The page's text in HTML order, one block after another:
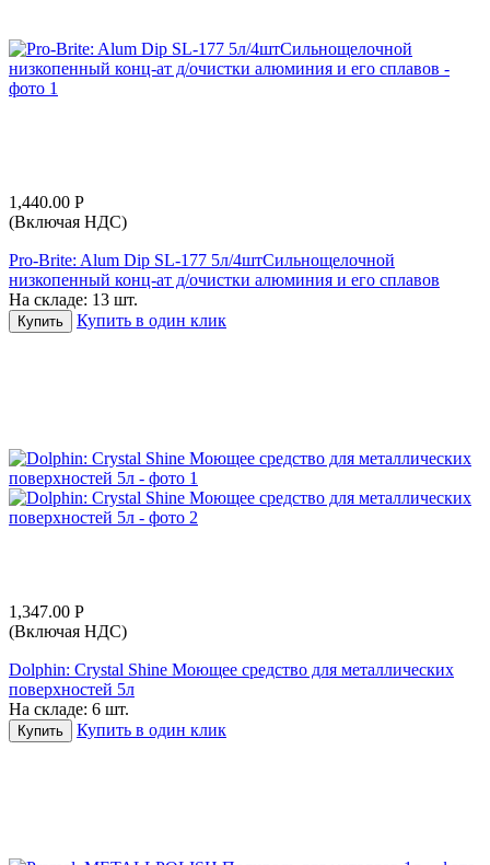
1,440.00 Р
(Включая НДС)
Pro-Вrite: Alum Dip SL-177 5л/4штСильнощелочной
низкопенный конц-ат д/очистки алюминия и его сплавов
На складе: 13 шт.
Купить Купить в один клик
1,347.00 Р
(Включая НДС)
Dolphin: Crystal Shine Моющее средство для металлических
поверхностей 5л
На складе: 6 шт.
Купить Купить в один клик